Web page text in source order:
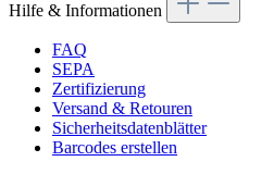
Hilfe & Informationen
FAQ
SEPA
Zertifizierung
Versand & Retouren
Sicherheitsdatenblätter
Barcodes erstellen